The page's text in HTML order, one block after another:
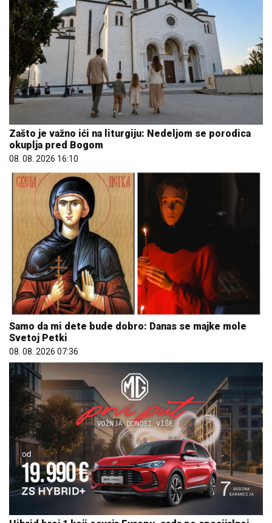
Zašto je važno ići na liturgiju: Nedeljom se porodica
okuplja pred Bogom
08. 08. 2026 16:10
Samo da mi dete bude dobro: Danas se majke mole
Svetoj Petki
08. 08. 2026 07:36